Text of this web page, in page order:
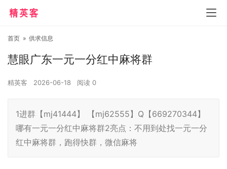
首页 » 供求信息
慧眼广东一元一分红中麻将群
精英客 2026-06-18 阅读 0
1进群【mj41444】 【mj62555】Q【669270344】
哪有一元一分红中麻将群2亮点：不用到处找一元一分
红中麻将群，跑得快群，微信麻将